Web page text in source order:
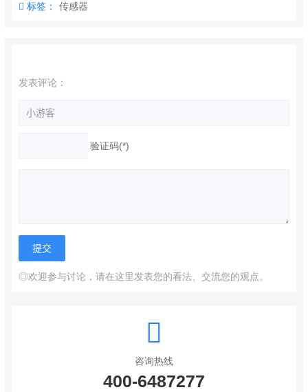
标签： 传感器
发表评论：
验证码(*)
◎欢迎参与讨论，请在这里发表您的看法、交流您的观点。
咨询热线
400-6487277